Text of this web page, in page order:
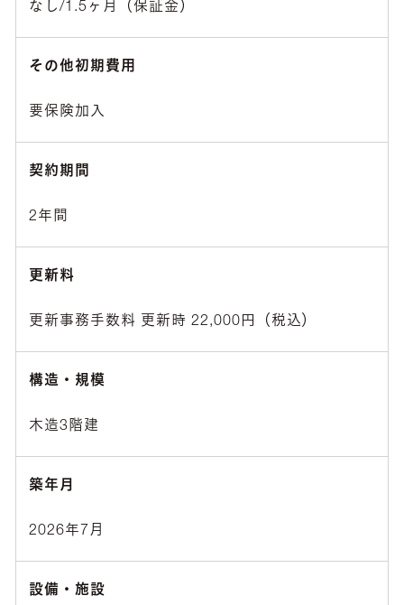
なし/1.5ヶ月（保証金）
その他初期費用
要保険加入
契約期間
2年間
更新料
更新事務手数料 更新時 22,000円（税込）
構造・規模
木造3階建
築年月
2026年7月
設備・施設